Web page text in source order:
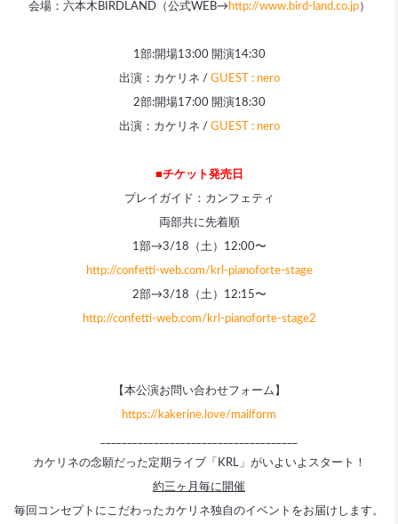
会場：六本木BIRDLAND（公式WEB→ http://www.bird-land.co.jp）
1部:開場13:00 開演14:30
出演：カケリネ / GUEST : nero
2部:開場17:00 開演18:30
出演：カケリネ / GUEST : nero
■チケット発売日
プレイガイド：カンフェティ
両部共に先着順
1部→3/18（土）12:00〜
http://confetti-web.com/krl-pianoforte-stage
2部→3/18（土）12:15〜
http://confetti-web.com/krl-pianoforte-stage2
【本公演お問い合わせフォーム】
https://kakerine.love/mailform
カケリネの念願だった定期ライブ「KRL」がいよいよスタート！
約三ヶ月毎に開催
毎回コンセプトにこだわったカケリネ独自のイベントをお届けします。